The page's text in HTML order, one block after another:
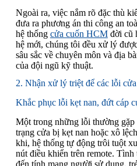
Ngoài ra, việc nắm rõ đặc thù
đưa ra phương án thi công an
hệ thống cửa cuốn HCMđời cũ
hệ mới, chúng tôi đều xử lý
sâu sắc về chuyên môn và địa
của đội ngũ kỹ thuật.
2. Nhận xử lý triệt để các lỗi
Khắc phục lỗi kẹt nan, đứt cáp
Một trong những lỗi thường gặp
trạng cửa bị kẹt nan hoặc xô
khi, hệ thống tự động trôi tuột
nút điều khiển trên remote.
đến tính mạng người sử dụng,